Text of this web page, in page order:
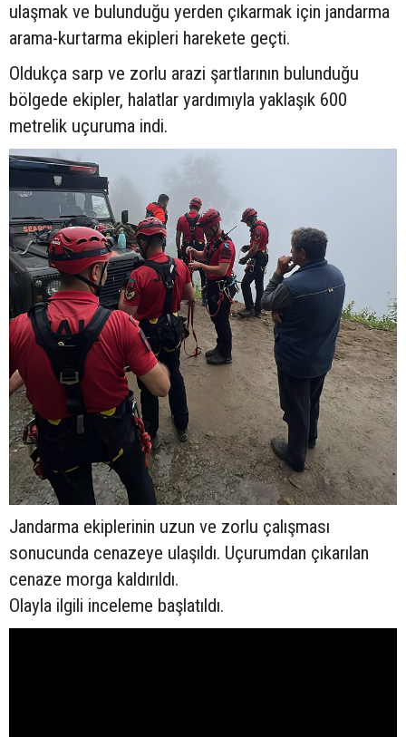
ulaşmak ve bulunduğu yerden çıkarmak için jandarma
arama-kurtarma ekipleri harekete geçti.
Oldukça sarp ve zorlu arazi şartlarının bulunduğu
bölgede ekipler, halatlar yardımıyla yaklaşık 600
metrelik uçuruma indi.
Jandarma ekiplerinin uzun ve zorlu çalışması
sonucunda cenazeye ulaşıldı. Uçurumdan çıkarılan
cenaze morga kaldırıldı.
Olayla ilgili inceleme başlatıldı.